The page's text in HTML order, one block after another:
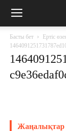
Басты бет
Ертіс
Жаңалықтар